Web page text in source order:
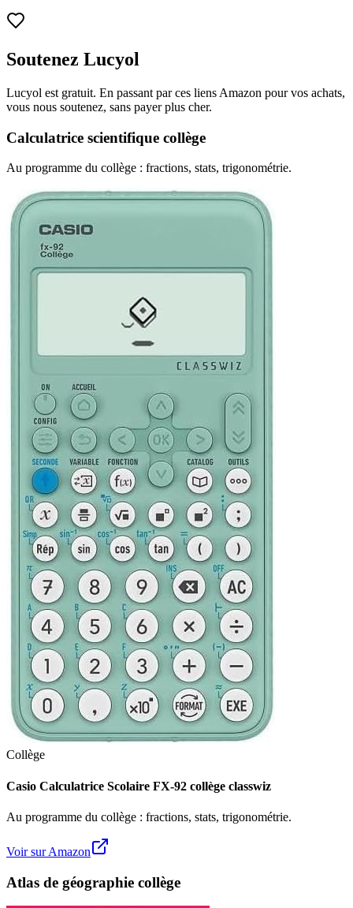
Soutenez Lucyol
Lucyol est gratuit. En passant par ces liens Amazon pour vos achats,
vous nous soutenez, sans payer plus cher.
Calculatrice scientifique collège
Au programme du collège : fractions, stats, trigonométrie.
Collège
Casio Calculatrice Scolaire FX-92 collège classwiz
Au programme du collège : fractions, stats, trigonométrie.
Voir sur Amazon
Atlas de géographie collège